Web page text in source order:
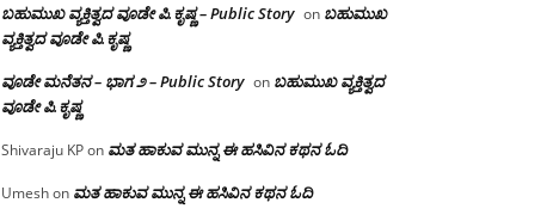
ಬಹುಮುಖ ವ್ಯಕ್ತಿತ್ವದ ವೂಡೇ ಪಿ.ಕೃಷ್ಣ – Public Story on ಬಹುಮುಖ
ವ್ಯಕ್ತಿತ್ವದ ವೂಡೇ ಪಿ.ಕೃಷ್ಣ
ವೂಡೇ ಮನೆತನ – ಭಾಗ ೨ – Public Story on ಬಹುಮುಖ ವ್ಯಕ್ತಿತ್ವದ
ವೂಡೇ ಪಿ.ಕೃಷ್ಣ
Shivaraju KPon ಮತ ಹಾಕುವ ಮುನ್ನ ಈ ಹಸಿವಿನ ಕಥನ ಓದಿ
Umeshon ಮತ ಹಾಕುವ ಮುನ್ನ ಈ ಹಸಿವಿನ ಕಥನ ಓದಿ